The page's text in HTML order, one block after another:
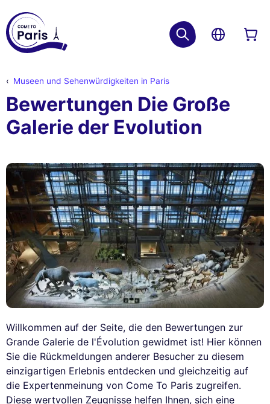
Museen und Sehenwürdigkeiten in Paris
Bewertungen Die Große
Galerie der Evolution
Willkommen auf der Seite, die den Bewertungen zur
Grande Galerie de l'Évolution gewidmet ist! Hier können
Sie die Rückmeldungen anderer Besucher zu diesem
einzigartigen Erlebnis entdecken und gleichzeitig auf
die Expertenmeinung von Come To Paris zugreifen.
Diese wertvollen Zeugnisse helfen Ihnen, sich eine